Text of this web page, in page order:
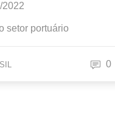
2022
setor portuário
0